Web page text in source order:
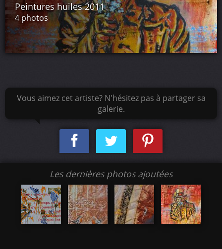
Peintures huiles 2011
4 photos
Vous aimez cet artiste? N'hésitez pas à partager sa
galerie.
Les dernières photos ajoutées